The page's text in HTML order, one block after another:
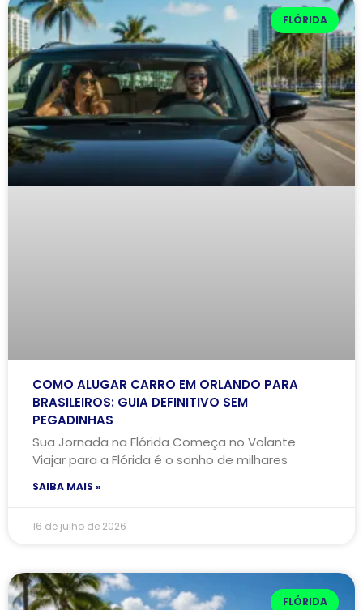
FLÓRIDA
COMO ALUGAR CARRO EM ORLANDO PARA
BRASILEIROS: GUIA DEFINITIVO SEM
PEGADINHAS
Sua Jornada na Flórida Começa no Volante
Viajar para a Flórida é o sonho de milhares
SAIBA MAIS »
16 de julho de 2026
FLÓRIDA